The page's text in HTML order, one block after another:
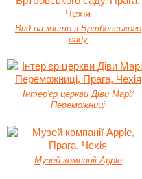
Вид на місто з Вртбовського
саду
Інтер'єр церкви Діви Марії
Переможниці
Музей компанії Apple